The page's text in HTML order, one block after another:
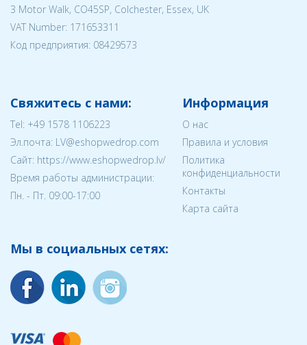
3 Motor Walk, CO45SP, Colchester, Essex, UK
VAT Number: 171653311
Код предприятия: 08429573
Свяжитесь с нами:
Tel: +49 1578 1106223
Эл.почта: LV@eshopwedrop.com
Cайт: https://www.eshopwedrop.lv/
Время работы администрации:
Пн. - Пт. 09:00-17:00
Информация
О нас
Правила и условия
Политика
конфиденциальности
Контакты
Карта сайта
Мы в социальных сетях: